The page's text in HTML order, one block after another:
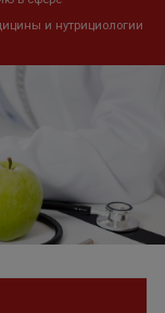
и нутрициологии